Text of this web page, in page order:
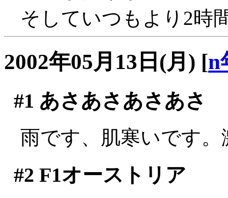
そしていつもより2時
2002年05月13日(月) [n
#1 あさあさあさあさ
雨です、肌寒いです
#2 F1オーストリア